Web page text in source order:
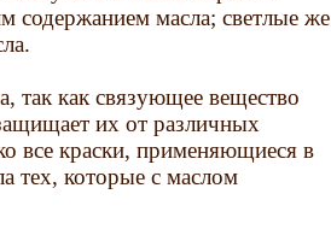
содержанием масла; светлые же
так как связующее вещество
их от различных
все краски, применяющиеся в
тех, которые с маслом